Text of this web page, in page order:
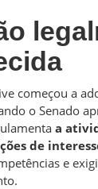
começou a
o Senado
a
de
e